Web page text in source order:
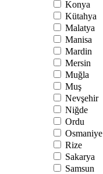
Konya
Kütahya
Malatya
Manisa
Mardin
Mersin
Muğla
Muş
Nevşehir
Niğde
Ordu
Osmaniye
Rize
Sakarya
Samsun